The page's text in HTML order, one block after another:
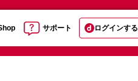
サポート ログインする